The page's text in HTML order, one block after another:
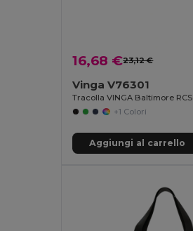
16,68 €23,12 €
Vinga V76301
Tracolla VINGA Baltimore RCS
+1 Colori
Aggiungi al carrello